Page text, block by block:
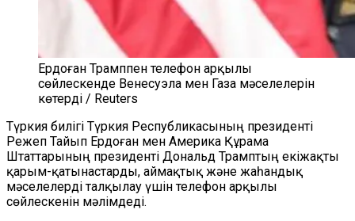
Ердоған Трамппен телефон арқылы
сөйлескенде Венесуэла мен Газа мәселелерін
көтерді / Reuters
Түркия билігі Түркия Республикасының президенті
Режеп Тайып Ердоған мен Америка Құрама
Штаттарының президенті Дональд Трамптың екіжақты
қарым-қатынастарды, аймақтық және жаһандық
мәселелерді талқылау үшін телефон арқылы
сөйлескенін мәлімдеді.